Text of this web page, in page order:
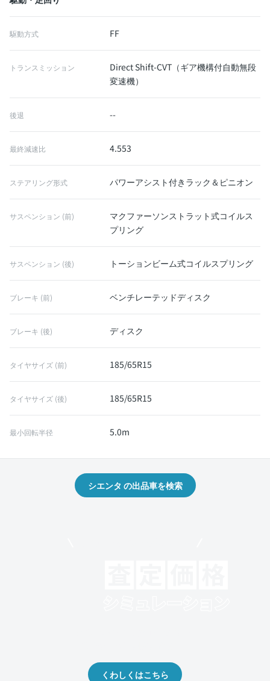
駆動方式 FF
トランスミッション
Direct Shift-CVT（ギア機構付自動無段
変速機）
後退 --
最終減速比 4.553
ステアリング形式 パワーアシスト付きラック＆ピニオン
サスペンション (前)
マクファーソンストラット式コイルス
プリング
サスペンション (後) トーションビーム式コイルスプリング
ブレーキ (前) ベンチレーテッドディスク
ブレーキ (後) ディスク
タイヤサイズ (前) 185/65R15
タイヤサイズ (後) 185/65R15
最小回転半径 5.0m
シエンタ の出品車を検索
くわしくはこちら